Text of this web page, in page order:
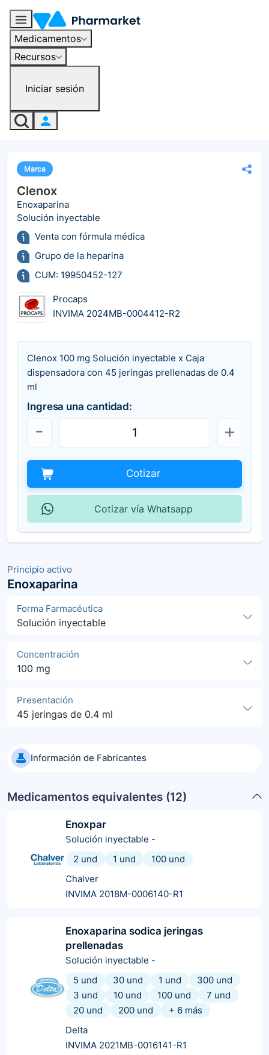
Medicamentos
Recursos
Iniciar sesión
Principio activo
Enoxaparina
Forma Farmacéutica
Solución inyectable
Concentración
100 mg
Presentación
45 jeringas de 0.4 ml
Información de Fabricantes
Medicamentos equivalentes (12)
Enoxpar
Solución inyectable -
2 und
1 und
100 und
Chalver
INVIMA 2018M-0006140-R1
Enoxaparina sodica jeringas
prellenadas
Solución inyectable -
5 und
30 und 1 und
300 und
3 und
10 und 100 und
7 und
20 und
200 und + 6 más
Delta
INVIMA 2021MB-0016141-R1
Marca
Clenox
Enoxaparina
Solución inyectable
Venta con fórmula médica
Grupo de la heparina
CUM: 19950452-127
Procaps
INVIMA 2024MB-0004412-R2
Clenox 100 mg Solución inyectable x Caja
dispensadora con 45 jeringas prellenadas de 0.4
ml
Ingresa una cantidad:
Cotizar
Cotizar vía Whatsapp